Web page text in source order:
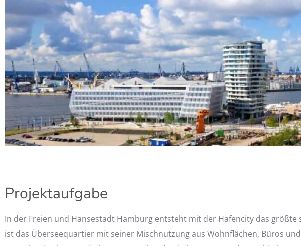
Projektaufgabe
In der Freien und Hansestadt Hamburg entsteht mit der Hafencity das
ist das Überseequartier mit seiner Mischnutzung aus Wohnflächen, Büros